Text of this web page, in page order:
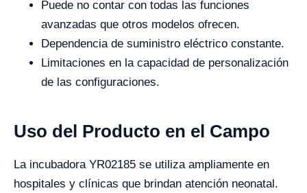
Puede no contar con todas las funciones
avanzadas que otros modelos ofrecen.
Dependencia de suministro eléctrico constante.
Limitaciones en la capacidad de personalización
de las configuraciones.
Uso del Producto en el Campo
La incubadora YR02185 se utiliza ampliamente en
hospitales y clínicas que brindan atención neonatal.